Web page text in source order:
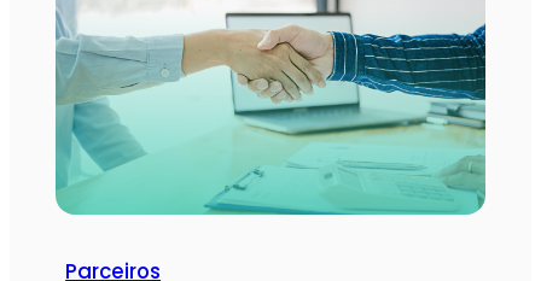
Parceiros